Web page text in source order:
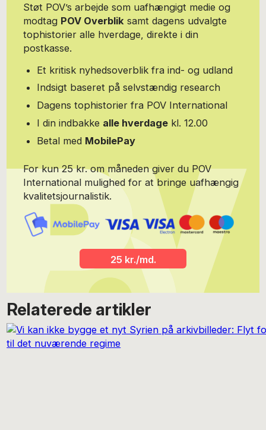
Weekendavisen kom jeg til Det fri Aktuelt som reporter, videre til
Jyllands-Posten i 12 år, bl.a. som uddannelseschef og
reportagechef, derpå i fire år til DR, først som chef for
radiomagasinerne og siden som indlandschef. Jeg har også været
chefredaktør på Berlingske i 6 år, hvorpå jeg fusionerede BT og
MetroXpress og var der i godt et år som chefredaktør. Mit seneste
desuden medlem af repræsentantskabet for Dansk Sprognævn,
hvor jeg også fik vandet min passion for det danske sprog som
kommunikationsmiddel. I februar 2019 skiftede jeg spor fra
redaktørjobbene til prorektor på Danmarks Medie- og
Journalisthøjskole, DMJX. Jeg har ansvaret for vores seks
uddannelser, herunder journalistuddannelsen. Det er ikke nogen
trompetfanfarer i store dele af den vestlige verden gjalder om
fake news og mistillid til politikere og presse. Det pres kræver
knivskarpe medier og knivskarpe journalister, og det har vi
heldigvis i Danmark – som regel.
Støt POV’s arbejde som uafhængigt medie og
modtag POV Overblik samt dagens udvalgte
tophistorier alle hverdage, direkte i din
postkasse.
Et kritisk nyhedsoverblik fra ind- og udland
Indsigt baseret på selvstændig research
Dagens tophistorier fra POV International
I din indbakke alle hverdage kl. 12.00
Betal med MobilePay
For kun 25 kr. om måneden giver du POV
International mulighed for at bringe uafhængig
kvalitetsjournalistik.
25 kr./md.
Relaterede artikler